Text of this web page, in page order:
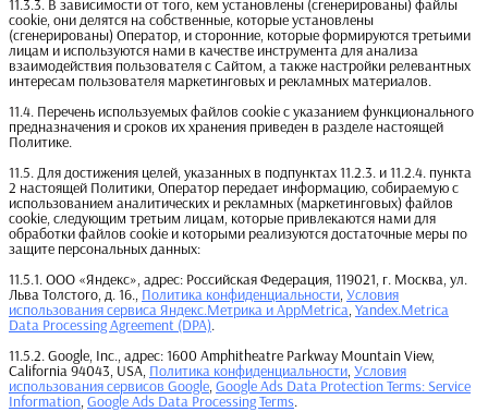
11.3.3. В зависимости от того, кем установлены (сгенерированы) файлы
cookie, они делятся на собственные, которые установлены
(сгенерированы) Оператор, и сторонние, которые формируются третьими
лицам и используются нами в качестве инструмента для анализа
взаимодействия пользователя с Сайтом, а также настройки релевантных
интересам пользователя маркетинговых и рекламных материалов.
11.4. Перечень используемых файлов cookie с указанием функционального
предназначения и сроков их хранения приведен в разделе настоящей
Политике.
11.5. Для достижения целей, указанных в подпунктах 11.2.3. и 11.2.4. пункта
2 настоящей Политики, Оператор передает информацию, собираемую с
использованием аналитических и рекламных (маркетинговых) файлов
cookie, следующим третьим лицам, которые привлекаются нами для
обработки файлов cookie и которыми реализуются достаточные меры по
защите персональных данных:
11.5.1. ООО «Яндекс», адрес: Российская Федерация, 119021, г. Москва, ул.
Льва Толстого, д. 16., Политика конфиденциальности, Условия
использования сервиса Яндекс.Метрика и AppMetrica, Yandex.Metrica
Data Processing Agreement (DPA).
11.5.2. Google, Inc., адрес: 1600 Amphitheatre Parkway Mountain View,
California 94043, USA, Политика конфиденциальности, Условия
использования сервисов Google, Google Ads Data Protection Terms: Service
Information, Google Ads Data Processing Terms.